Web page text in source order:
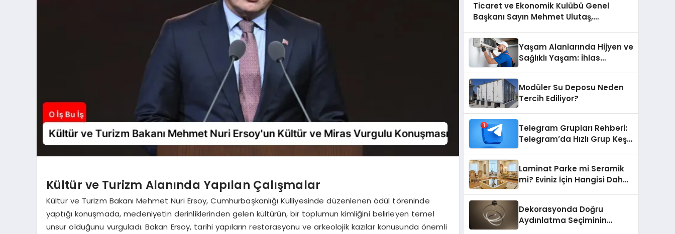
Kültür ve Turizm Alanında Yapılan Çalışmalar
Kültür ve Turizm Bakanı Mehmet Nuri Ersoy, Cumhurbaşkanlığı Külliyesinde düzenlenen ödül töreninde
yaptığı konuşmada, medeniyetin derinliklerinden gelen kültürün, bir toplumun kimliğini belirleyen temel
unsur olduğunu vurguladı. Bakan Ersoy, tarihi yapıların restorasyonu ve arkeolojik kazılar konusunda önemli
Ticaret ve Ekonomik Kulübü Genel
Başkanı Sayın Mehmet Ulutaş,
şunları kaydetti:
Yaşam Alanlarında Hijyen ve
Sağlıklı Yaşam: İhlas
Modüler Su Deposu Neden
Tercih Ediliyor?
Telegram Grupları Rehberi:
Telegram’da Hızlı Grup Keşfi
Laminat Parke mi Seramik
mi? Eviniz İçin Hangisi Daha
Dekorasyonda Doğru
Aydınlatma Seçiminin